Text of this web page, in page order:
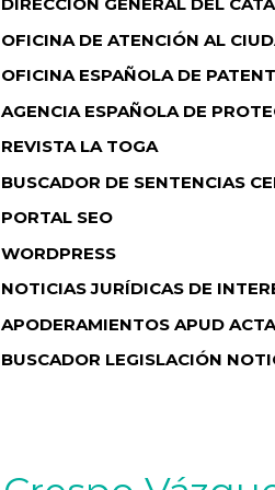
OFICINA DE ATENCIÓN AL
OFICINA ESPAÑOLA DE
AGENCIA ESPAÑOLA DE
REVISTA LA TOGA
BUSCADOR DE SENTENCIAS
PORTAL SEO
WORDPRESS
NOTICIAS JURÍDICAS DE
APODERAMIENTOS APUD
BUSCADOR LEGISLACIÓN